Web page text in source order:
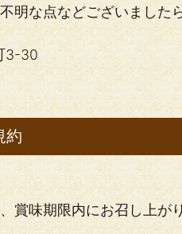
明な点などございました
3-30
約
賞味期限内にお召し上が